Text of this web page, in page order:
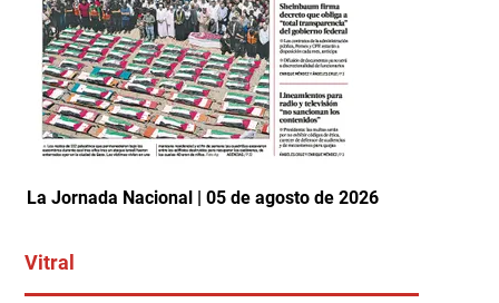
La Jornada Nacional | 05 de agosto de 2026
Vitral